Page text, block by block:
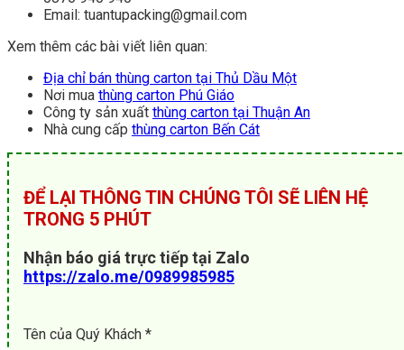
Email: tuantupacking@gmail.com
Xem thêm các bài viết liên quan:
Địa chỉ bán thùng carton tại Thủ Dầu Một
Nơi mua thùng carton Phú Giáo
Công ty sản xuất thùng carton tại Thuận An
Nhà cung cấp thùng carton Bến Cát
ĐỂ LẠI THÔNG TIN CHÚNG TÔI SẼ LIÊN HỆ
TRONG 5 PHÚT
Nhận báo giá trực tiếp tại Zalo
https://zalo.me/0989985985
Tên của Quý Khách *